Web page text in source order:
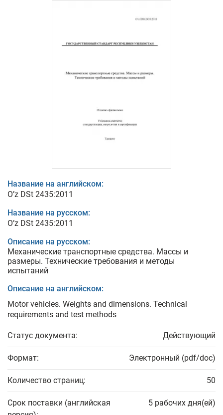
Название на английском:
O’z DSt 2435:2011
Название на русском:
O’z DSt 2435:2011
Описание на русском:
Механические транспортные средства. Массы и
размеры. Технические требования и методы
испытаний
Описание на английском:
Motor vehicles. Weights and dimensions. Technical
requirements and test methods
Статус документа: Действующий
Формат: Электронный (pdf/doc)
Количество страниц: 50
Срок поставки (английская
5 рабочих дня(ей)